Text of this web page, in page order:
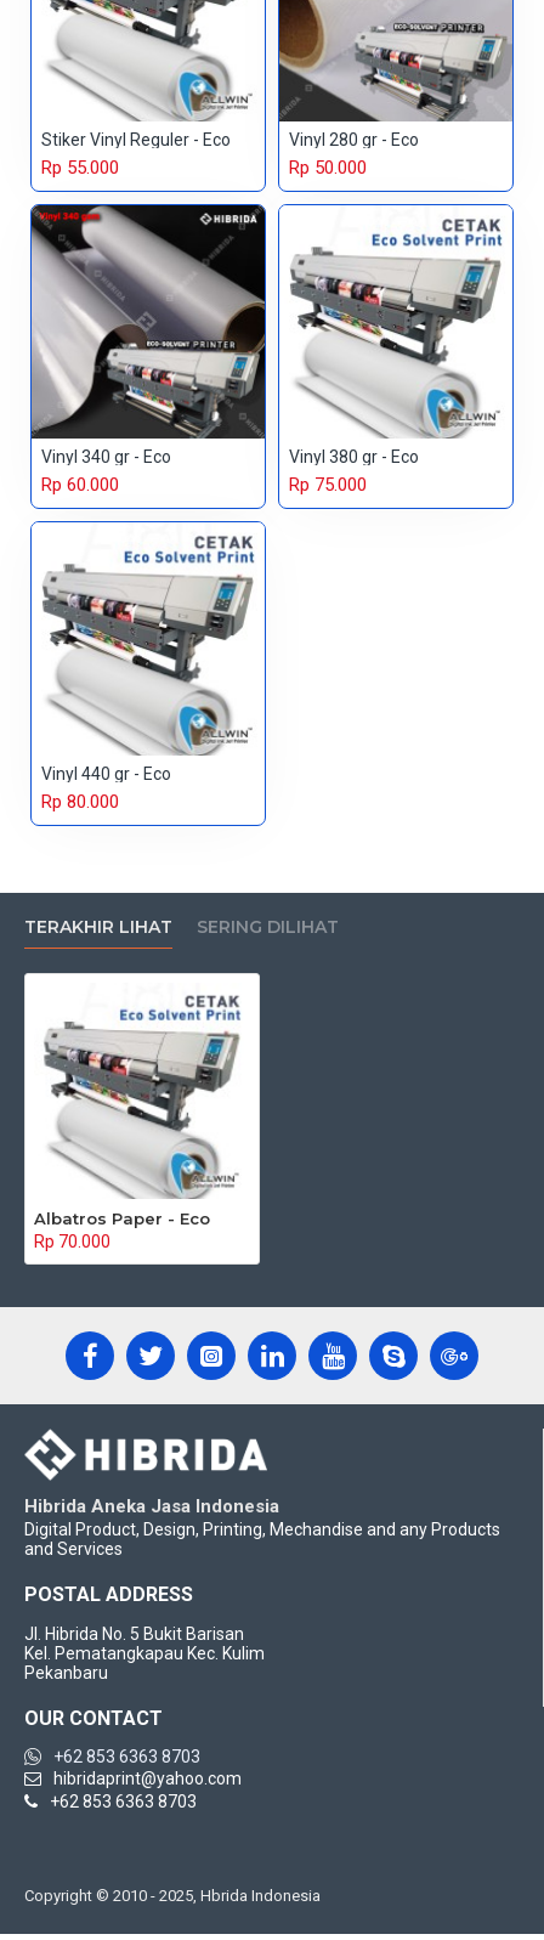
Stiker Vinyl Reguler - Eco
Rp 55.000
Vinyl 280 gr - Eco
Rp 50.000
Vinyl 340 gr - Eco
Rp 60.000
Vinyl 380 gr - Eco
Rp 75.000
Vinyl 440 gr - Eco
Rp 80.000
TERAKHIR LIHAT SERING DILIHAT
Albatros Paper - Eco
Rp 70.000
Hibrida Aneka Jasa Indonesia
Digital Product, Design, Printing, Mechandise and any Products
and Services
POSTAL ADDRESS
Jl. Hibrida No. 5 Bukit Barisan
Kel. Pematangkapau Kec. Kulim
Pekanbaru
OUR CONTACT
+62 853 6363 8703
hibridaprint@yahoo.com
+62 853 6363 8703
Copyright © 2010 - 2025, Hbrida Indonesia